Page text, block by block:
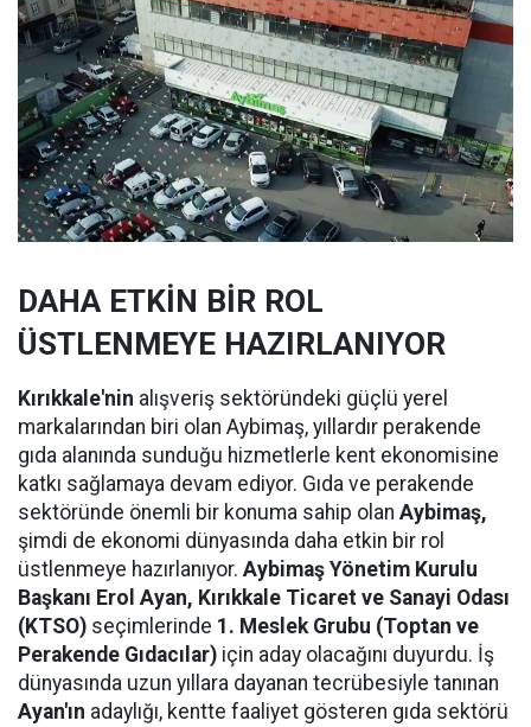
DAHA ETKİN BİR ROL
ÜSTLENMEYE HAZIRLANIYOR
Kırıkkale'nin alışveriş sektöründeki güçlü yerel
markalarından biri olan Aybimaş, yıllardır perakende
gıda alanında sunduğu hizmetlerle kent ekonomisine
katkı sağlamaya devam ediyor. Gıda ve perakende
sektöründe önemli bir konuma sahip olan Aybimaş,
şimdi de ekonomi dünyasında daha etkin bir rol
üstlenmeye hazırlanıyor. Aybimaş Yönetim Kurulu
Başkanı Erol Ayan, Kırıkkale Ticaret ve Sanayi Odası
(KTSO) seçimlerinde 1. Meslek Grubu (Toptan ve
Perakende Gıdacılar) için aday olacağını duyurdu. İş
dünyasında uzun yıllara dayanan tecrübesiyle tanınan
Ayan'ın adaylığı, kentte faaliyet gösteren gıda sektörü